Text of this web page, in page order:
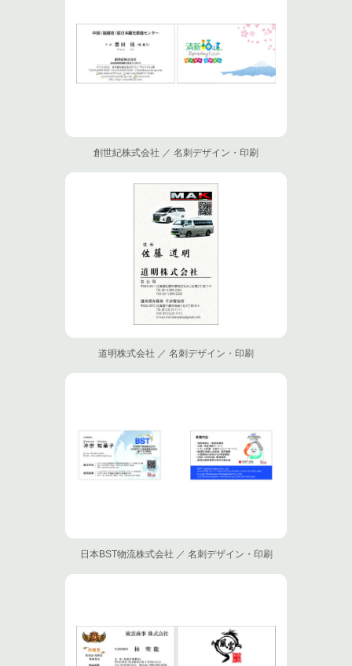
創世紀株式会社 ／ 名刺デザイン・印刷
道明株式会社 ／ 名刺デザイン・印刷
日本BST物流株式会社 ／ 名刺デザイン・印刷